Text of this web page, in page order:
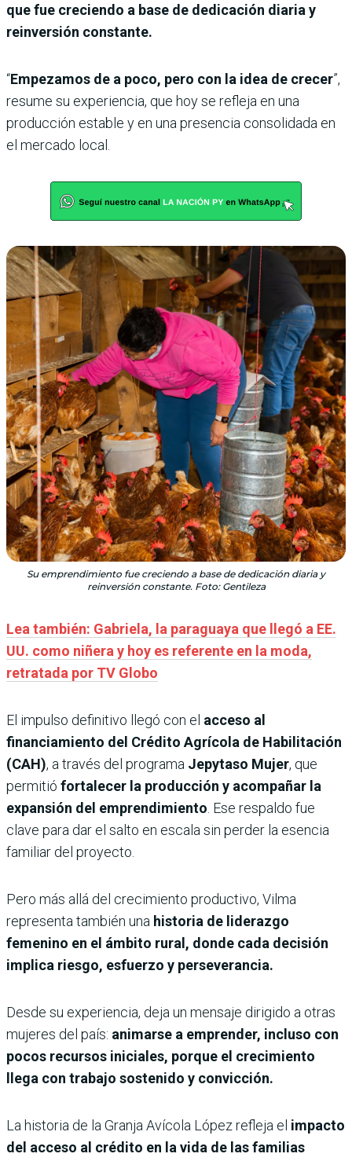
que fue creciendo a base de dedicación diaria y
reinversión constante.
“Empezamos de a poco, pero con la idea de crecer”,
resume su experiencia, que hoy se refleja en una
producción estable y en una presencia consolidada en
el mercado local.
Su emprendimiento fue creciendo a base de dedicación diaria y
reinversión constante. Foto: Gentileza
Lea también: Gabriela, la paraguaya que llegó a EE.
UU. como niñera y hoy es referente en la moda,
retratada por TV Globo
El impulso definitivo llegó con el acceso al
financiamiento del Crédito Agrícola de Habilitación
(CAH), a través del programa Jepytaso Mujer, que
permitió fortalecer la producción y acompañar la
expansión del emprendimiento . Ese respaldo fue
clave para dar el salto en escala sin perder la esencia
familiar del proyecto.
Pero más allá del crecimiento productivo, Vilma
representa también una historia de liderazgo
femenino en el ámbito rural, donde cada decisión
implica riesgo, esfuerzo y perseverancia.
Desde su experiencia, deja un mensaje dirigido a otras
mujeres del país: animarse a emprender, incluso con
pocos recursos iniciales, porque el crecimiento
llega con trabajo sostenido y convicción.
La historia de la Granja Avícola López refleja el impacto
del acceso al crédito en la vida de las familias